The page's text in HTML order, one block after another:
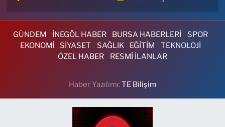
GÜNDEM İNEGÖL HABER BURSA HABERLERİ
SPOR
EKONOMİ
SİYASET SAĞLIK EĞİTİM
TEKNOLOJİ
ÖZEL HABER
RESMİ İLANLAR
Haber Yazılımı:TE Bilişim